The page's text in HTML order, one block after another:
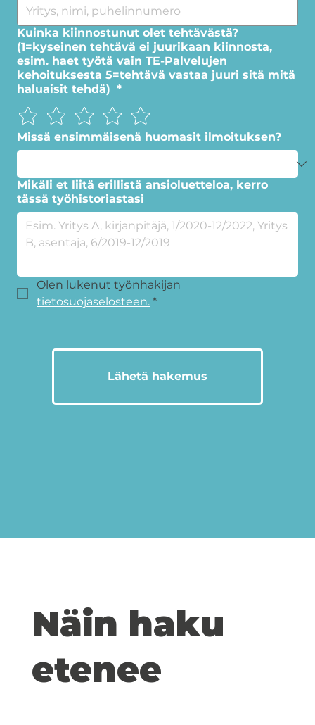
Kuinka kiinnostunut olet tehtävästä?
(1=kyseinen tehtävä ei juurikaan kiinnosta,
esim. haet työtä vain TE-Palvelujen
kehoituksesta 5=tehtävä vastaa juuri sitä mitä
haluaisit tehdä) *
Missä ensimmäisenä huomasit ilmoituksen?
Mikäli et liitä erillistä ansioluetteloa, kerro
tässä työhistoriastasi
tietosuojaselosteen. *
Lähetä hakemus
Näin haku
etenee